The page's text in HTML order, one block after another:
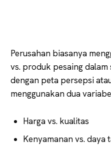
Perusahan biasanya
vs. produk pesaing
dengan peta persepsi
menggunakan dua
Harga vs. kualitas
Kenyamanan vs. daya